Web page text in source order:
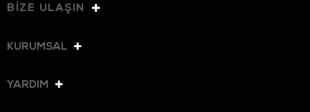
BİZE ULAŞIN
KURUMSAL
YARDIM